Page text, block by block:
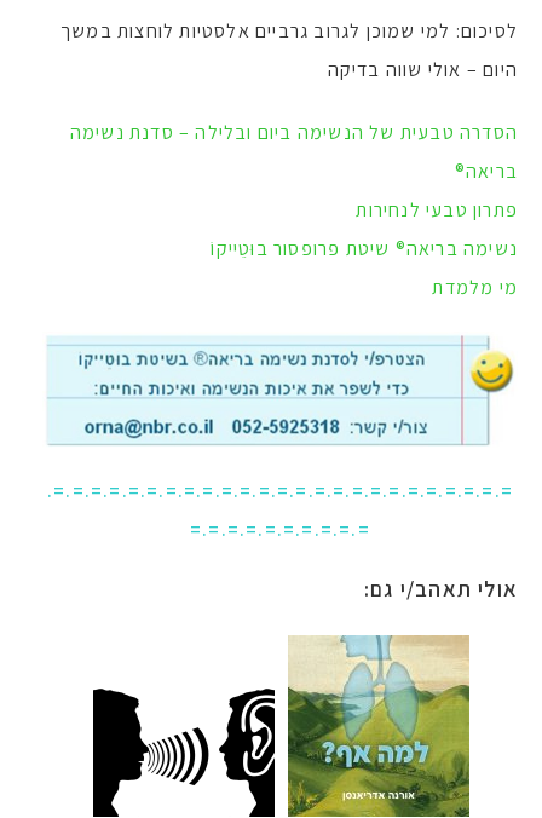
לסיכום: למי שמוכן לגרוב גרביים אלסטיות לוחצות במשך
היום – אולי שווה בדיקה
הסדרה טבעית של הנשימה ביום ובלילה – סדנת נשימה
בריאה®
פתרון טבעי לנחירות
נשימה בריאה® שיטת פרופסור בוּטֵייקוֹ
מי מלמדת
=.=.=.=.=.=.=.=.=.=.=.=.=.=.=.=.=.=.=.=.=.=.=.=.=.
=.=.=.=.=.=.=.=.=.=
אולי תאהב/י גם: